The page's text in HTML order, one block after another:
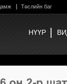
Төслийн баг
НҮҮР